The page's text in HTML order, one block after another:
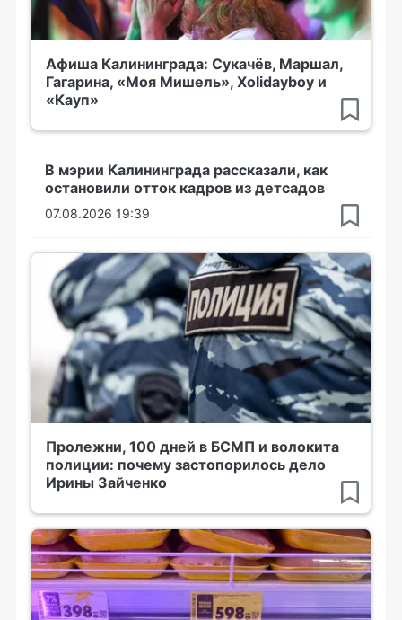
Афиша Калининграда: Сукачёв, Маршал,
Гагарина, «Моя Мишель», Xolidayboy и
«Кауп»
В мэрии Калининграда рассказали, как
остановили отток кадров из детсадов
07.08.2026 19:39
Пролежни, 100 дней в БСМП и волокита
полиции: почему застопорилось дело
Ирины Зайченко